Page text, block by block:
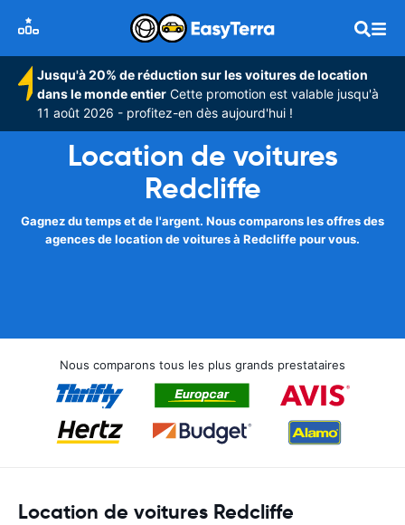
Jusqu'à 20% de réduction sur les voitures de location
dans le monde entier Cette promotion est valable jusqu'à
11 août 2026 - profitez-en dès aujourd'hui !
Location de voitures
Redcliffe
Gagnez du temps et de l'argent. Nous comparons les offres des
agences de location de voitures à Redcliffe pour vous.
Nous comparons tous les plus grands prestataires
Location de voitures Redcliffe